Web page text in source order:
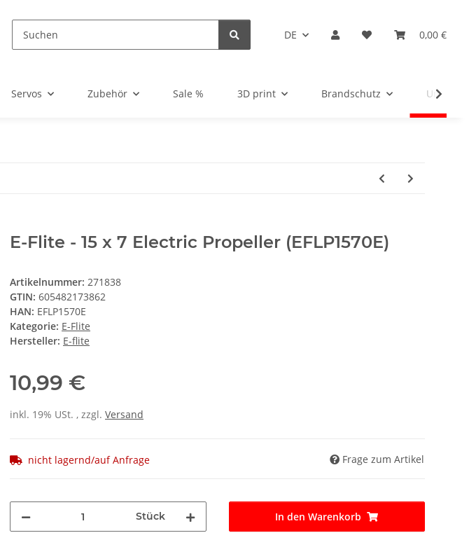
DE 0,00 €
Servos Zubehör Sale % 3D print Brandschutz
E-Flite - 15 x 7 Electric Propeller (EFLP1570E)
Artikelnummer: 271838
GTIN: 605482173862
HAN: EFLP1570E
Kategorie: E-Flite
Hersteller: E-flite
10,99 €
inkl. 19% USt. , zzgl. Versand
nicht lagernd/auf Anfrage Frage zum Artikel
Stück In den Warenkorb